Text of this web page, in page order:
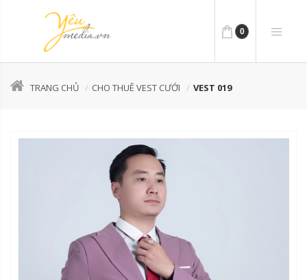
0
TRANG CHỦ CHO THUÊ VEST CƯỚI VEST 019